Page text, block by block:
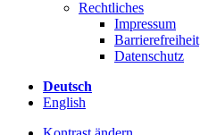
Rechtliches
Impressum
Barrierefreiheit
Datenschutz
Deutsch
English